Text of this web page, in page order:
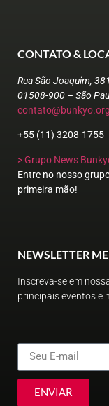
CONTATO &
Rua São Joaquim,
01508-900 – São
+55 (11) 3208-1755
> Grupo News
Entre no nosso
primeira mão!
NEWSLETTER
Inscreva-se em
principais eventos e
ENVIAR